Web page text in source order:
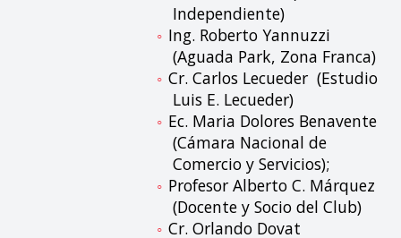
Independiente)
Ing. Roberto Yannuzzi
(Aguada Park, Zona Franca)
Cr. Carlos Lecueder (Estudio
Luis E. Lecueder)
Ec. Maria Dolores Benavente
(Cámara Nacional de
Comercio y Servicios);
Profesor Alberto C. Márquez
(Docente y Socio del Club)
Cr. Orlando Dovat